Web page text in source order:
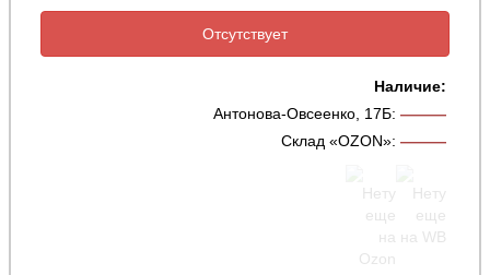
Отсутствует
Наличие:
Антонова-Овсеенко, 17Б: ———
Склад «OZON»: ———